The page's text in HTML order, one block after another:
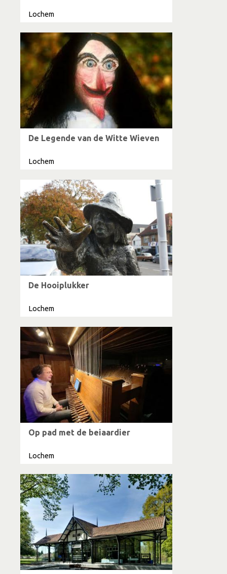
Lochem
De Legende van de Witte Wieven
Lochem
De Hooiplukker
Lochem
Op pad met de beiaardier
Lochem